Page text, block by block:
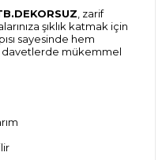
, zarif
şıklık katmak için
sayesinde hem
davetlerde mükemmel